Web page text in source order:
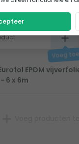
Op voorraad
EPDM
6 x 6m